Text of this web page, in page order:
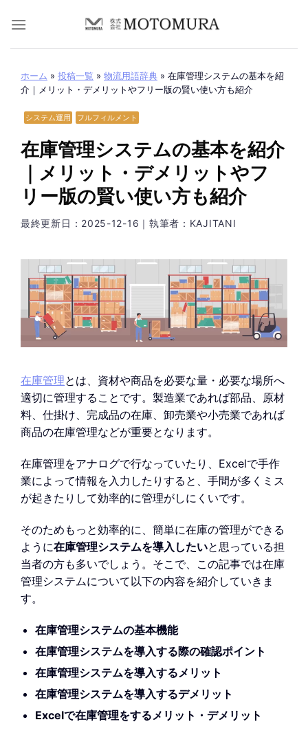
ホーム » 投稿一覧 » 物流用語辞典 » 在庫管理システムの基本を紹
介｜メリット・デメリットやフリー版の賢い使い方も紹介
システム運用 フルフィルメント
在庫管理システムの基本を紹介
｜メリット・デメリットやフ
リー版の賢い使い方も紹介
最終更新日： 2025-12-16 ｜執筆者：KAJITANI
在庫管理とは、資材や商品を必要な量・必要な場所へ
適切に管理することです。製造業であれば部品、原材
料、仕掛け、完成品の在庫、卸売業や小売業であれば
商品の在庫管理などが重要となります。
在庫管理をアナログで行なっていたり、Excelで手作
業によって情報を入力したりすると、手間が多くミス
が起きたりして効率的に管理がしにくいです。
そのためもっと効率的に、簡単に在庫の管理ができる
ように在庫管理システムを導入したいと思っている担
当者の方も多いでしょう。そこで、この記事では在庫
管理システムについて以下の内容を紹介していきま
す。
在庫管理システムの基本機能
在庫管理システムを導入する際の確認ポイント
在庫管理システムを導入するメリット
在庫管理システムを導入するデメリット
Excelで在庫管理をするメリット・デメリット